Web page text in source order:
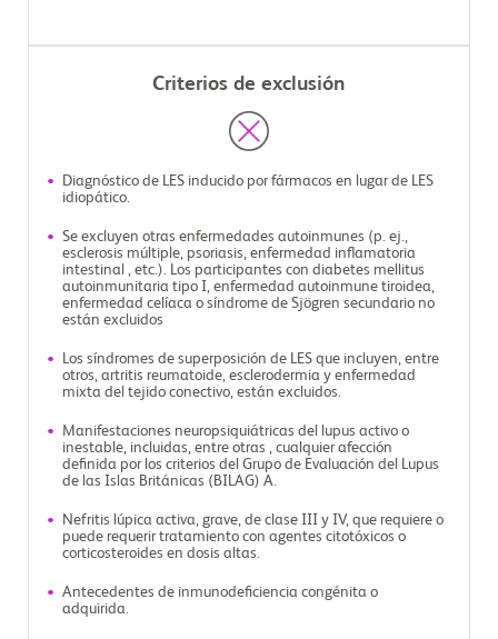
Criterios de exclusión
Diagnóstico de LES inducido por fármacos en lugar de LES
idiopático.
Se excluyen otras enfermedades autoinmunes (p. ej.,
esclerosis múltiple, psoriasis, enfermedad inflamatoria
intestinal , etc.). Los participantes con diabetes mellitus
autoinmunitaria tipo I, enfermedad autoinmune tiroidea,
enfermedad celíaca o síndrome de Sjögren secundario no
están excluidos
Los síndromes de superposición de LES que incluyen, entre
otros, artritis reumatoide, esclerodermia y enfermedad
mixta del tejido conectivo, están excluidos.
Manifestaciones neuropsiquiátricas del lupus activo o
inestable, incluidas, entre otras , cualquier afección
definida por los criterios del Grupo de Evaluación del Lupus
de las Islas Británicas (BILAG) A.
Nefritis lúpica activa, grave, de clase III y IV, que requiere o
puede requerir tratamiento con agentes citotóxicos o
corticosteroides en dosis altas.
Antecedentes de inmunodeficiencia congénita o
adquirida.